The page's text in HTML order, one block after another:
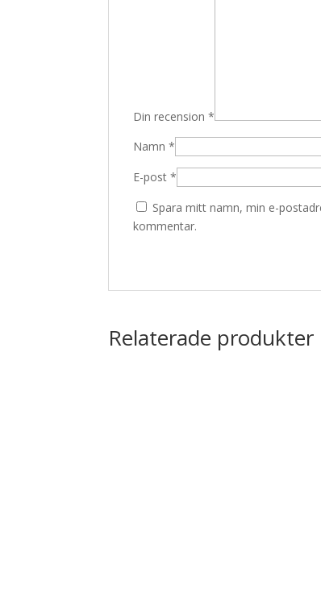
Din recension*
Namn*
E-post*
Spara mitt namn, min e-
kommentar.
Relaterade produkter